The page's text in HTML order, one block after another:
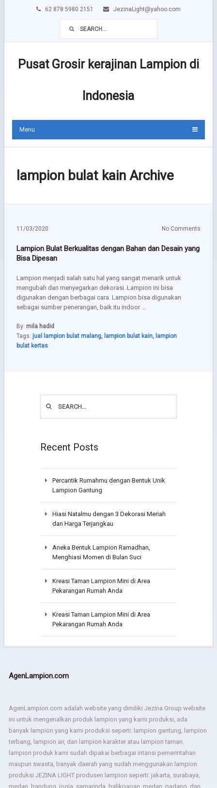
62 878 5980 2151 JezinaLight@yahoo.com
Pusat Grosir kerajinan Lampion di
Indonesia
Menu
lampion bulat kain Archive
11/03/2020 No Comments
Lampion Bulat Berkualitas dengan Bahan dan Desain yang
Bisa Dipesan
Lampion menjadi salah satu hal yang sangat menarik untuk
mengubah dan menyegarkan dekorasi. Lampion ini bisa
digunakan dengan berbagai cara. Lampion bisa digunakan
sebagai sumber penerangan, baik itu indoor …
By: mila hadid
Tags: jual lampion bulat malang, lampion bulat kain, lampion
bulat kertas
Recent Posts
Percantik Rumahmu dengan Bentuk Unik
Lampion Gantung
Hiasi Natalmu dengan 3 Dekorasi Meriah
dan Harga Terjangkau
Aneka Bentuk Lampion Ramadhan,
Menghiasi Momen di Bulan Suci
Kreasi Taman Lampion Mini di Area
Pekarangan Rumah Anda
Kreasi Taman Lampion Mini di Area
Pekarangan Rumah Anda
AgenLampion.com
AgenLampion.com adalah website yang dimiliki Jezina Group website
ini untuk mengenalkan produk lampion yang kami produksi, ada
banyak lampion yang kami produksi seperti: lampion gantung, lampion
terbang, lampion air, dan lampion karakter atau lampion taman.
lampion produk kami sudah dipakai berbagai intansi pemerintahan
maupun swasta, banyak daerah yang sudah menggunakan lampion
produksi JEZINA LIGHT produsen lampion seperti: jakarta, surabaya,
medan, bandung, jogja, samarinda, balikpapan, medan, padang, dan